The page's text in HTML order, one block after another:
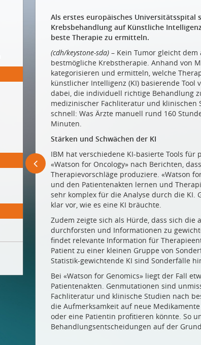
Als erstes europäisches Universitätsspital
Krebsbehandlung auf Künstliche
beste Therapie zu ermitteln.
(cdh/keystone-sda) – Kein Tumor gleicht
bestmögliche Krebstherapie. Anhand von
kategorisieren und ermitteln, welche
künstlicher Intelligenz (KI) basierende Tool
dabei, die individuell richtige Behandlung
medizinischer Fachliteratur und
schnell: Was Ärzte manuell rund 160
Minuten.
Stärken und Schwächen der KI
IBM hat verschiedene KI-basierte Tools
«Watson for Oncology» nach Berichten,
Therapievorschläge produziere. «Watson
und den Patientenakten lernen und
sehr komplex für die Analyse durch die
klar vor, wie es eine KI bräuchte.
Zudem zeigte sich als Hürde, dass sich die
durchforsten und Informationen zu
findet relevante Information für
Patient zu einer kleinen Gruppe von
Statistik-gewichtende KI sind Sonderfälle
Bei «Watson for Genomics» liegt der Fall
Patientenakten. Genmutationen sind
Fachliteratur und klinische Studien nach
die Aufmerksamkeit auf neue
oder eine Patientin profitieren könnte. So
Behandlungsentscheidungen auf der